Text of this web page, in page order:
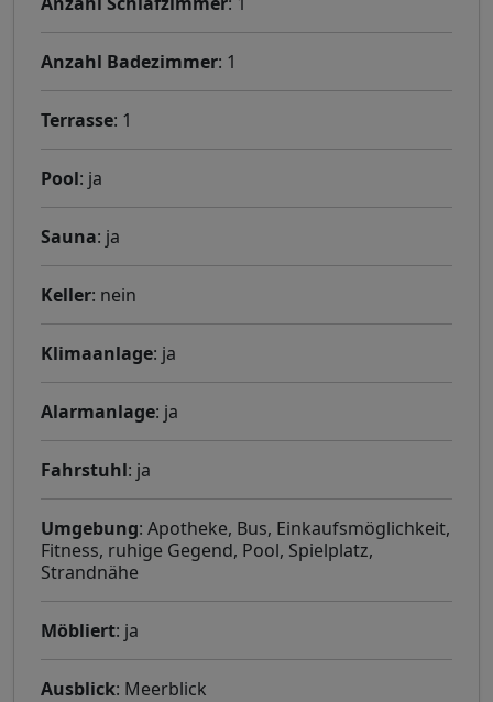
Anzahl Badezimmer: 1
Terrasse: 1
Pool: ja
Sauna: ja
Keller: nein
Klimaanlage: ja
Alarmanlage: ja
Fahrstuhl: ja
Umgebung: Apotheke, Bus, Einkaufsmöglichkeit,
Fitness, ruhige Gegend, Pool, Spielplatz,
Strandnähe
Möbliert: ja
Ausblick: Meerblick